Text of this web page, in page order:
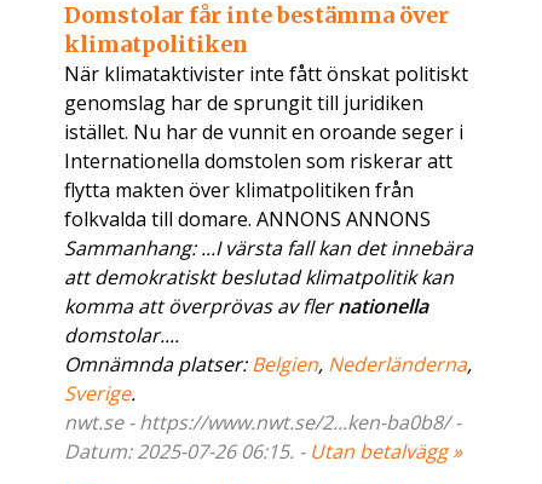
Domstolar får inte bestämma över
klimatpolitiken
När klimataktivister inte fått önskat politiskt
genomslag har de sprungit till juridiken
istället. Nu har de vunnit en oroande seger i
Internationella domstolen som riskerar att
flytta makten över klimatpolitiken från
folkvalda till domare. ANNONS ANNONS
Sammanhang: ...I värsta fall kan det innebära
att demokratiskt beslutad klimatpolitik kan
komma att överprövas av flernationella
domstolar....
Omnämnda platser:Belgien, Nederländerna,
Sverige.
nwt.se - https://www.nwt.se/2...ken-ba0b8/ -
Datum: 2025-07-26 06:15. - Utan betalvägg »